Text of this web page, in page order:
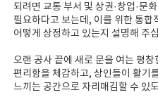
되려면 교통 부서 및 상권·창업·문
필요하다고 보는데, 이를 위한 통합
어떻게 상정하고 있는지 설명해 주
오랜 공사 끝에 새로 문을 여는 평창
편리함을 체감하고, 상인들이 활기
느끼는 공간으로 자리매김할 수 있